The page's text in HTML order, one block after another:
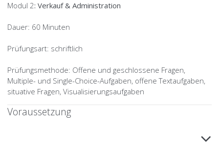
Modul 2: Verkauf & Administration
Dauer: 60 Minuten
Prüfungsart: schriftlich
Prüfungsmethode: Offene und geschlossene Fragen,
Multiple- und Single-Choice-Aufgaben, offene Textaufgaben,
situative Fragen, Visualisierungsaufgaben
Voraussetzung